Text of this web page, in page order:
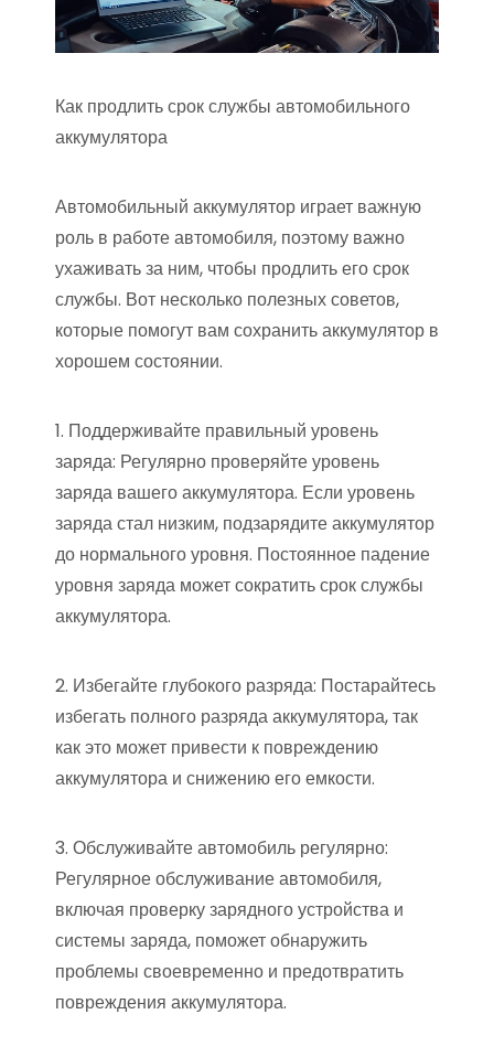
Как продлить срок службы автомобильного
аккумулятора
Автомобильный аккумулятор играет важную
роль в работе автомобиля, поэтому важно
ухаживать за ним, чтобы продлить его срок
службы. Вот несколько полезных советов,
которые помогут вам сохранить аккумулятор в
хорошем состоянии.
1. Поддерживайте правильный уровень
заряда: Регулярно проверяйте уровень
заряда вашего аккумулятора. Если уровень
заряда стал низким, подзарядите аккумулятор
до нормального уровня. Постоянное падение
уровня заряда может сократить срок службы
аккумулятора.
2. Избегайте глубокого разряда: Постарайтесь
избегать полного разряда аккумулятора, так
как это может привести к повреждению
аккумулятора и снижению его емкости.
3. Обслуживайте автомобиль регулярно:
Регулярное обслуживание автомобиля,
включая проверку зарядного устройства и
системы заряда, поможет обнаружить
проблемы своевременно и предотвратить
повреждения аккумулятора.